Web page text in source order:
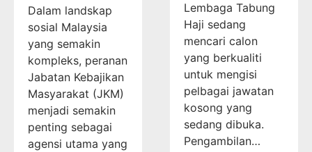
Dalam landskap
sosial Malaysia
yang semakin
kompleks, peranan
Jabatan Kebajikan
Masyarakat (JKM)
menjadi semakin
penting sebagai
agensi utama yang
Lembaga Tabung
Haji sedang
mencari calon
yang berkualiti
untuk mengisi
pelbagai jawatan
kosong yang
sedang dibuka.
Pengambilan…